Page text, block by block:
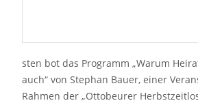
sten bot das Programm „Warum
auch“ von Stephan Bauer, einer
Rahmen der „Ottobeurer